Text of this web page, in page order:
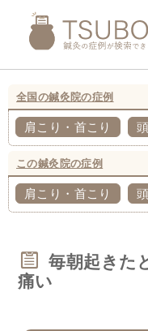
全国の鍼灸院の症例
肩こり・首こり
この鍼灸院の症例
肩こり・首こり
毎朝起きた
痛い